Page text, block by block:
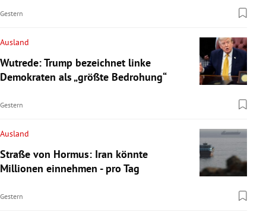
Gestern
Ausland
Wutrede: Trump bezeichnet linke
Demokraten als „größte Bedrohung“
Gestern
Ausland
Straße von Hormus: Iran könnte
Millionen einnehmen - pro Tag
Gestern